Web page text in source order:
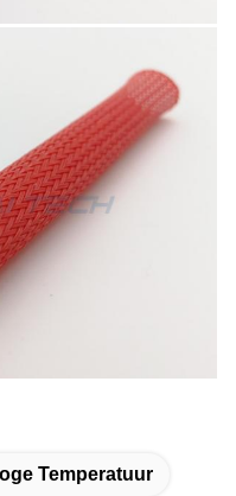
Temperatuur